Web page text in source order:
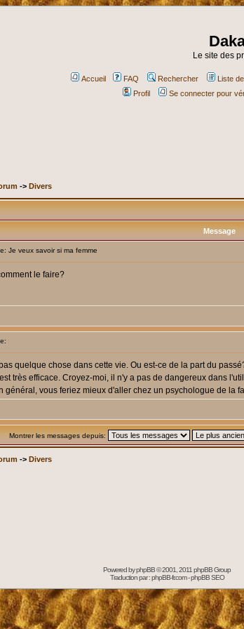
Le site des
Accueil FAQ Rechercher Liste
Profil
Se connecter pour
-> Divers
Message
Je veux savoir si ma femme
le faire?
quelque chose dans cette vie. Ou est-ce de la part du
très efficace. Croyez-moi, il n'y a pas de dangereux dans
vous feriez mieux d'aller chez un psychologue de la
Montrer les messages depuis:
-> Divers
Powered byphpBB© 2001, 2011 phpBB Group
Traduction par :phpBB-fr.com-phpBB SEO